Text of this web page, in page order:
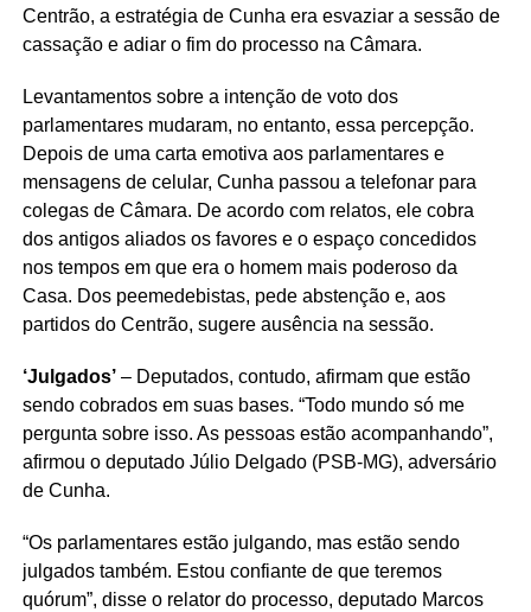
Centrão, a estratégia de Cunha era esvaziar a sessão de
cassação e adiar o fim do processo na Câmara.
Levantamentos sobre a intenção de voto dos
parlamentares mudaram, no entanto, essa percepção.
Depois de uma carta emotiva aos parlamentares e
mensagens de celular, Cunha passou a telefonar para
colegas de Câmara. De acordo com relatos, ele cobra
dos antigos aliados os favores e o espaço concedidos
nos tempos em que era o homem mais poderoso da
Casa. Dos peemedebistas, pede abstenção e, aos
partidos do Centrão, sugere ausência na sessão.
‘Julgados’– Deputados, contudo, afirmam que estão
sendo cobrados em suas bases. “Todo mundo só me
pergunta sobre isso. As pessoas estão acompanhando”,
afirmou o deputado Júlio Delgado (PSB-MG), adversário
de Cunha.
“Os parlamentares estão julgando, mas estão sendo
julgados também. Estou confiante de que teremos
quórum”, disse o relator do processo, deputado Marcos